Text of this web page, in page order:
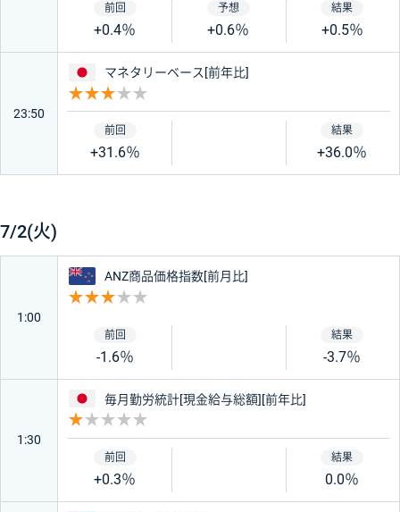
+0.4％ +0.6％ +0.5％
23:50
日本
マネタリーベース[前年比]
+31.6％ +36.0％
7/2(火)
1:00
ニュージーランド
ANZ商品価格指数[前月比]
-1.6％ -3.7％
1:30
日本
毎月勤労統計[現金給与総額][前年比]
+0.3％ 0.0％